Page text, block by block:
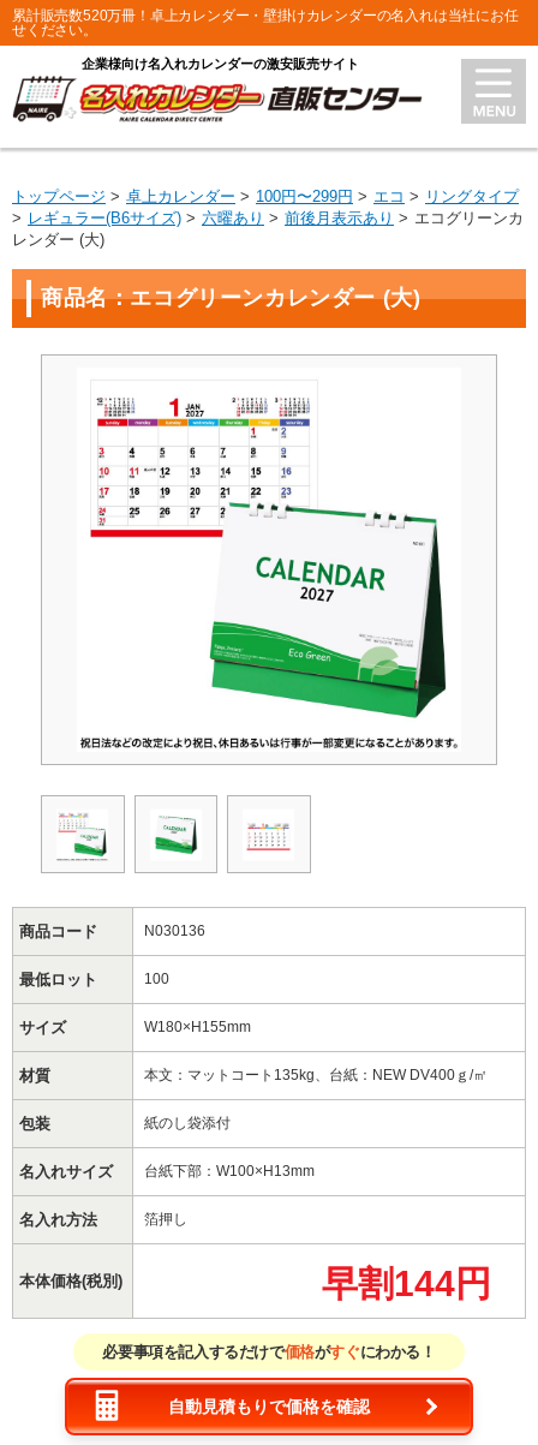
累計販売数520万冊！卓上カレンダー・壁掛けカレンダーの名入れは当社にお任
せください。
企業様向け名入れカレンダーの激安販売サイト
トップページ 卓上カレンダー 100円〜299円 エコ
リングタイプ
レギュラー(B6サイズ)
六曜あり 前後月表示あり
エコグリーンカ
レンダー (大)
商品名：エコグリーンカレンダー (大)
商品コード N030136
最低ロット 100
サイズ W180×H155mm
材質 本文：マットコート135kg、台紙：NEW DV400ｇ/㎡
包装 紙のし袋添付
名入れサイズ 台紙下部：W100×H13mm
名入れ方法 箔押し
本体価格(税別) 早割144円
必要事項を記入するだけで価格がすぐにわかる！
自動見積もりで価格を確認